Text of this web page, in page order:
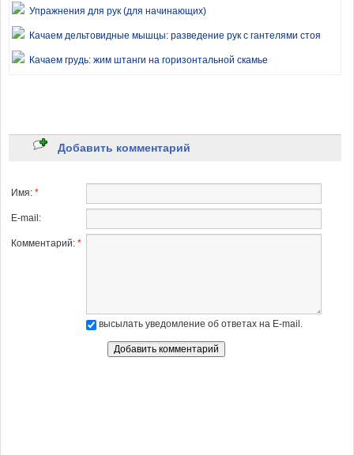
Упражнения для рук (для начинающих)
Качаем дельтовидные мышцы: разведение рук с гантелями стоя
Качаем грудь: жим штанги на горизонтальной скамье
Качаем трицепсы: жим вниз на верхнем блоке
Качаем пресс: сгибание туловища на верхнем блоке
Качаем трицепсы: жим штанги лежа узким хватом
Икроножные мышцы: подъем на носки на гаак машине
Пилатес для гибкости
Качаем ноги: наклоны со штангой
Добавить комментарий
Имя: *
E-mail:
Комментарий: *
высылать уведомление об ответах на E-mail.